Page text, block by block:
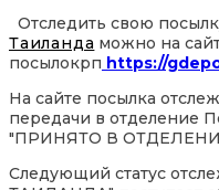
Отследить свою
Таиланда можно на
посылокрп https://
На сайте посылка
передачи в отделение
"ПРИНЯТО В
Следующий статус